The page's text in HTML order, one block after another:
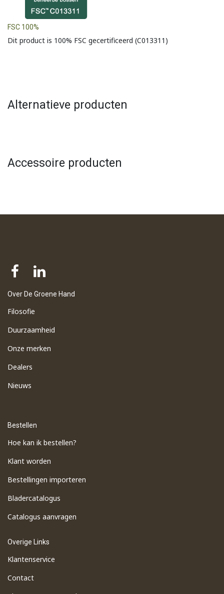
FSC 100%
Dit product is 100% FSC gecertificeerd (C013311)
Alternatieve producten
Accessoire producten
Over De Groene Hand
Filosofie
Duurzaamheid
Onze merken
Dealers
Nieuws
Bestellen
Hoe kan ik bestellen?
Klant worden
Bestellingen importeren
​Bladercatalogus
​Catalogus aanvragen
Overige Links
Klantenservice
Contact